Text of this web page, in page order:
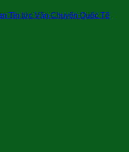
Tin tức Vận Chuyển Quốc Tế